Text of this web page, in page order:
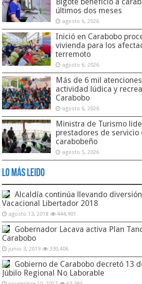
últimos dos meses
agosto 6, 2026
Inició en Carabobo
vivienda para los
terremoto
agosto 6, 2026
Más de 6 mil
actividad lúdica y
Carabobo
agosto 6, 2026
Ministra de Turismo
prestadores de servicio
carabobeño
agosto 5, 2026
Lo Más Leido
Alcaldía continúa llevando
Vacacional Libertador 2018
agosto 13, 2018 444,901
Gobernador Lacava activa Plan
Carabobo
junio 3, 2019 330,406
Gobierno de Carabobo decretó 13
Júbilo Regional No Laborable